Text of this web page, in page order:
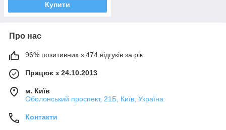
Купити
Про нас
96% позитивних з 474 відгуків за рік
Працює з 24.10.2013
м. Київ
Оболонський проспект, 21Б, Київ, Україна
Контакти